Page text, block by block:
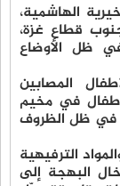
الهاشمية،
قطاع غزة،
ظل الأوضاع
المصابين
في مخيم
في ظل الظروف
الترفيهية
البهجة إلى